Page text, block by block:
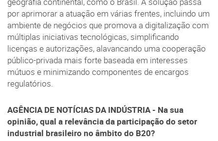
por aprimorar a atuação em várias frentes, incluindo um
ambiente de negócios que promova a digitalização com
múltiplas iniciativas tecnológicas, simplificando
licenças e autorizações, alavancando uma cooperação
público-privada mais forte baseada em interesses
mútuos e minimizando componentes de encargos
regulatórios.
AGÊNCIA DE NOTÍCIAS DA INDÚSTRIA - Na sua
opinião, qual a relevância da participação do setor
industrial brasileiro no âmbito do B20?